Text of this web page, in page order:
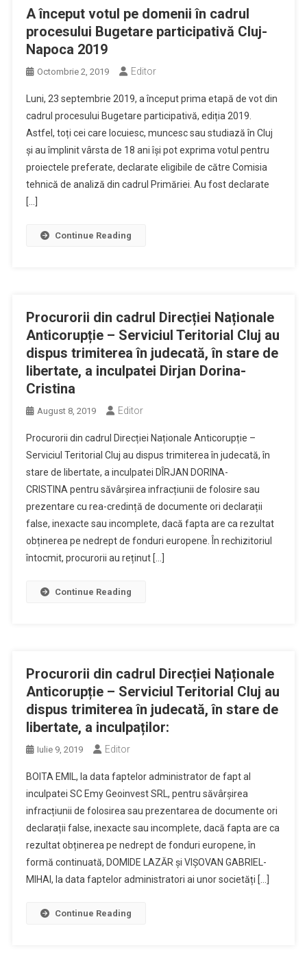
A început votul pe domenii în cadrul
procesului Bugetare participativă Cluj-
Napoca 2019
Octombrie 2, 2019 Editor
Luni, 23 septembrie 2019, a început prima etapă de vot din
cadrul procesului Bugetare participativă, ediția 2019.
Astfel, toți cei care locuiesc, muncesc sau studiază în Cluj
și au împlinit vârsta de 18 ani își pot exprima votul pentru
proiectele preferate, declarate eligibile de către Comisia
tehnică de analiză din cadrul Primăriei. Au fost declarate
[…]
Continue Reading
Procurorii din cadrul Direcției Naționale
Anticorupție – Serviciul Teritorial Cluj au
dispus trimiterea în judecată, în stare de
libertate, a inculpatei Dirjan Dorina-
Cristina
August 8, 2019 Editor
Procurorii din cadrul Direcției Naționale Anticorupție –
Serviciul Teritorial Cluj au dispus trimiterea în judecată, în
stare de libertate, a inculpatei DÎRJAN DORINA-
CRISTINA pentru săvârșirea infracțiunii de folosire sau
prezentare cu rea-credință de documente ori declarații
false, inexacte sau incomplete, dacă fapta are ca rezultat
obținerea pe nedrept de fonduri europene. În rechizitoriul
întocmit, procurorii au reținut […]
Continue Reading
Procurorii din cadrul Direcției Naționale
Anticorupție – Serviciul Teritorial Cluj au
dispus trimiterea în judecată, în stare de
libertate, a inculpaților:
Iulie 9, 2019 Editor
BOITA EMIL, la data faptelor administrator de fapt al
inculpatei SC Emy Geoinvest SRL, pentru săvârșirea
infracțiunii de folosirea sau prezentarea de documente ori
declarații false, inexacte sau incomplete, dacă fapta are ca
rezultat obținerea pe nedrept de fonduri europene, în
formă continuată, DOMIDE LAZĂR și VIȘOVAN GABRIEL-
MIHAI, la data faptelor administratori ai unor societăți […]
Continue Reading